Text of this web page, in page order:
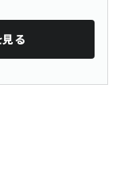
見る